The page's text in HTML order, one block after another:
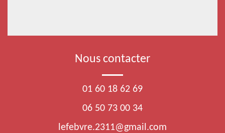
Nous contacter
01 60 18 62 69
06 50 73 00 34
lefebvre.2311@gmail.com